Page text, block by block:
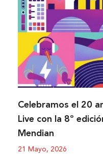
Celebramos el 20
Live con la 8º
Mendian
21 Mayo, 2026